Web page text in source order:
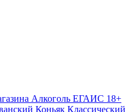
Алкоголь ЕГАИС 18+
Коньяк Классический